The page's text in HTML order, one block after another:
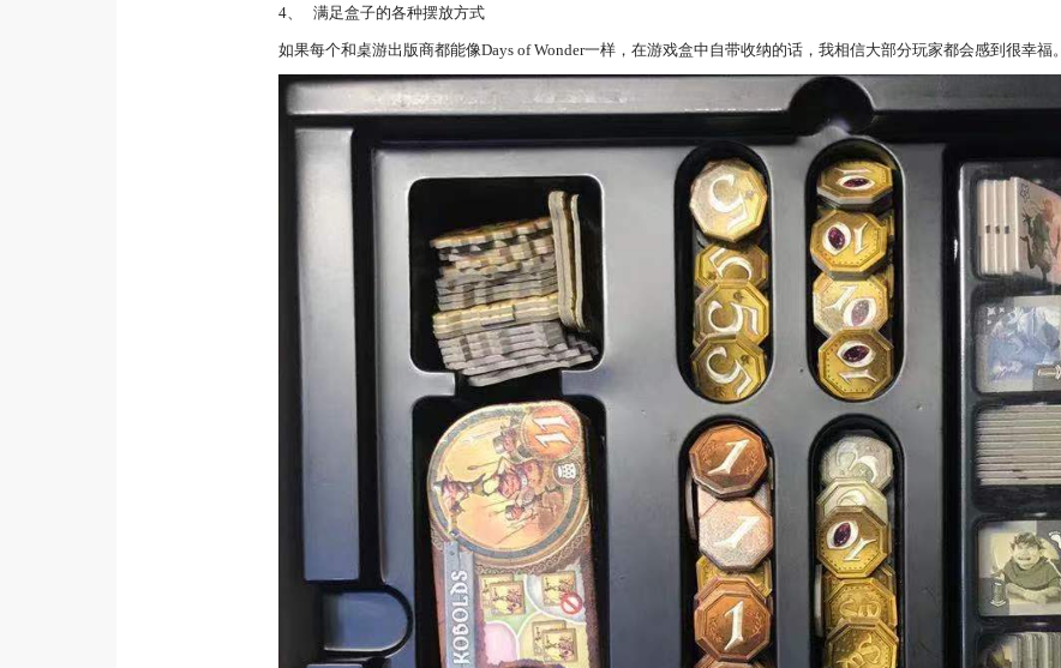
4、 满足盒子的各种摆放方式
如果每个和桌游出版商都能像Days of Wonder一样，在游戏盒中自带收纳的话，我相信大部分玩家都会感到很幸福。